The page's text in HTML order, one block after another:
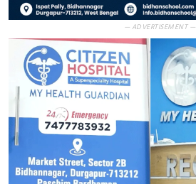
— ADVERTISEMENT —